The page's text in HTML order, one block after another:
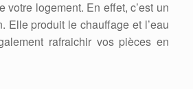
votre logement. En effet, c’est un
Elle produit le chauffage et l’eau
rafraichir vos pièces en